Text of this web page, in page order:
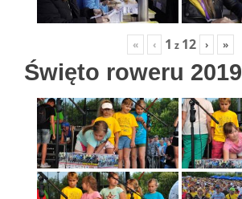
« ‹ 1 z 12 › »
Święto roweru 2019